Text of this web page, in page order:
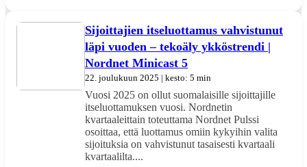
Sijoittajien itseluottamus vahvistunut
läpi vuoden – tekoäly ykköstrendi |
Nordnet Minicast 5
22. joulukuun 2025 | kesto: 5 min
Vuosi 2025 on ollut suomalaisille sijoittajille
itseluottamuksen vuosi. Nordnetin
kvartaaleittain toteuttama Nordnet Pulssi
osoittaa, että luottamus omiin kykyihin valita
sijoituksia on vahvistunut tasaisesti kvartaali
kvartaalilta....